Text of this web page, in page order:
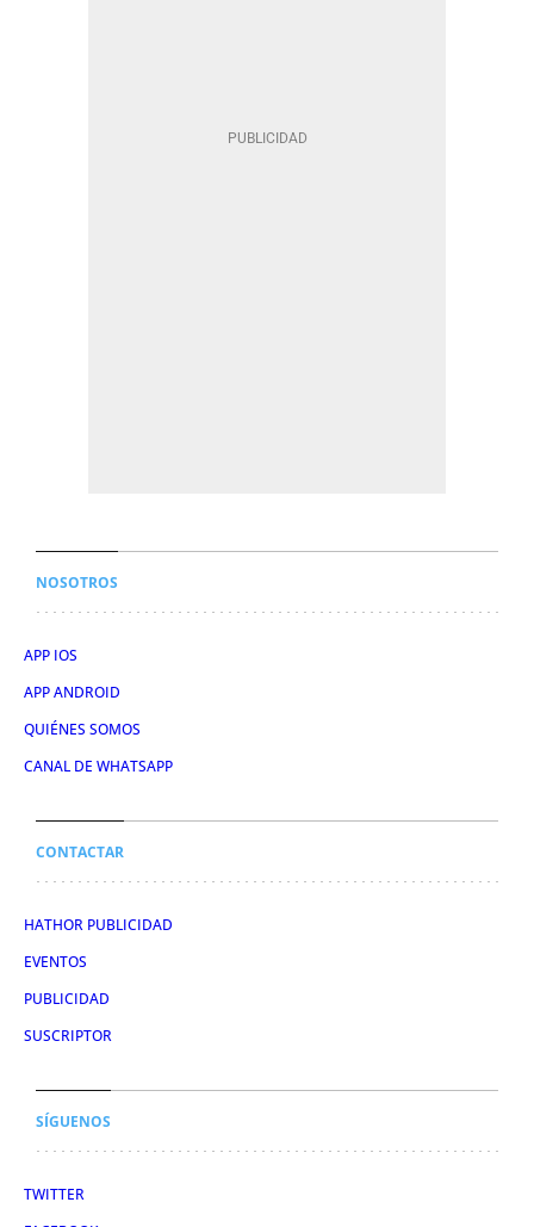
NOSOTROS
APP IOS
APP ANDROID
QUIÉNES SOMOS
CANAL DE WHATSAPP
CONTACTAR
HATHOR PUBLICIDAD
EVENTOS
PUBLICIDAD
SUSCRIPTOR
SÍGUENOS
TWITTER